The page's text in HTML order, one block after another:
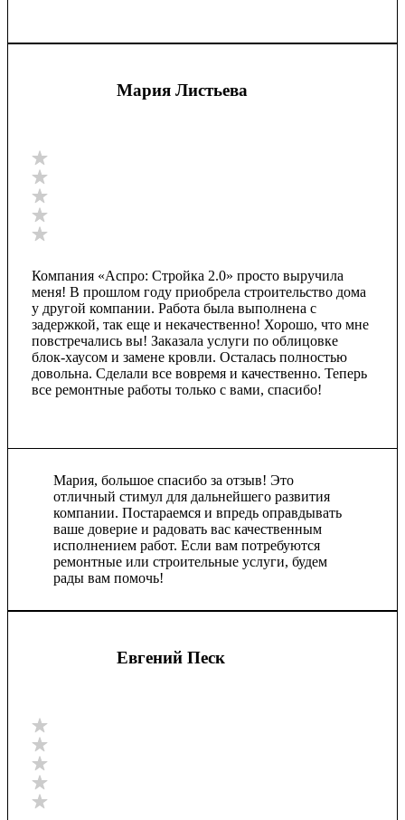
Мария Листьева
Компания «Аспро: Стройка 2.0» просто выручила
меня! В прошлом году приобрела строительство дома
у другой компании. Работа была выполнена с
задержкой, так еще и некачественно! Хорошо, что мне
повстречались вы! Заказала услуги по облицовке
блок-хаусом и замене кровли. Осталась полностью
довольна. Сделали все вовремя и качественно. Теперь
все ремонтные работы только с вами, спасибо!
Мария, большое спасибо за отзыв! Это
отличный стимул для дальнейшего развития
компании. Постараемся и впредь оправдывать
ваше доверие и радовать вас качественным
исполнением работ. Если вам потребуются
ремонтные или строительные услуги, будем
рады вам помочь!
Евгений Песк